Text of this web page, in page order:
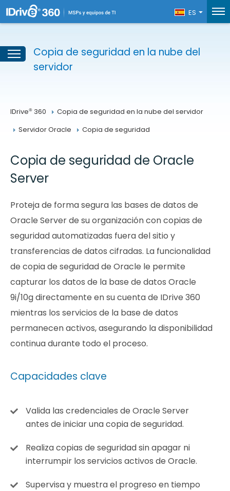
ES
Copia de seguridad en la nube del
servidor
IDrive® 360
Copia de seguridad en la nube del servidor
Servidor Oracle
Copia de seguridad
Copia de seguridad de Oracle
Server
Proteja de forma segura las bases de datos de
Oracle Server de su organización con copias de
seguridad automatizadas fuera del sitio y
transferencias de datos cifradas. La funcionalidad
de copia de seguridad de Oracle le permite
capturar los datos de la base de datos Oracle
9i/10g directamente en su cuenta de IDrive 360
mientras los servicios de la base de datos
permanecen activos, asegurando la disponibilidad
continua durante todo el proceso.
Capacidades clave
Valida las credenciales de Oracle Server
antes de iniciar una copia de seguridad.
Realiza copias de seguridad sin apagar ni
interrumpir los servicios activos de Oracle.
Supervisa y muestra el progreso en tiempo